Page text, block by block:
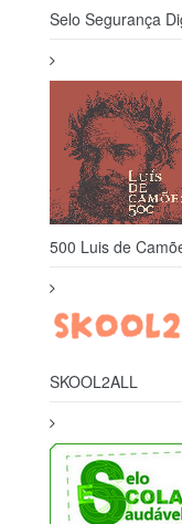
Selo Segurança
500 Luis de
SKOOL2ALL